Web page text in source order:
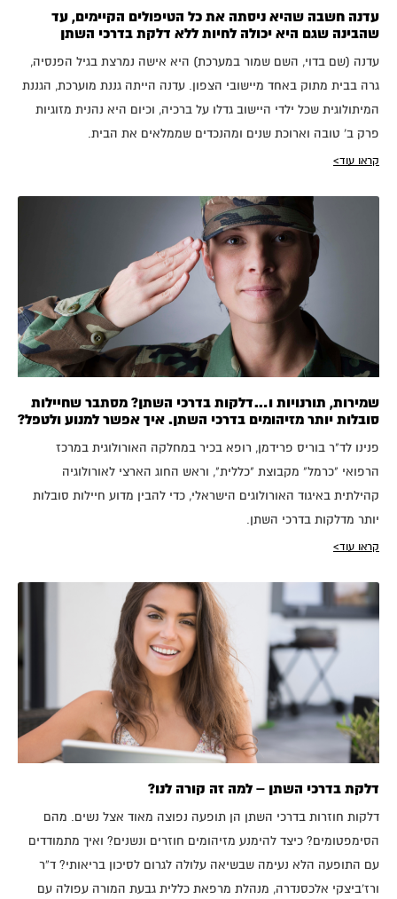
עדנה חשבה שהיא ניסתה את כל הטיפולים הקיימים, עד
שהבינה שגם היא יכולה לחיות ללא דלקת בדרכי השתן
עדנה (שם בדוי, השם שמור במערכת) היא אישה נמרצת בגיל הפנסיה,
גרה בבית מתוק באחד מיישובי הצפון. עדנה הייתה גננת מוערכת, הגננת
המיתולוגית שכל ילדי היישוב גדלו על ברכיה, וכיום היא נהנית מזוגיות
פרק ב' טובה וארוכת שנים ומהנכדים שממלאים את הבית.
קראו עוד>
שמירות, תורנויות ו…דלקות בדרכי השתן? מסתבר שחיילות
סובלות יותר מזיהומים בדרכי השתן. איך אפשר למנוע ולטפל?
פנינו לד"ר בוריס פרידמן, רופא בכיר במחלקה האורולוגית במרכז
הרפואי "כרמל" מקבוצת "כללית", וראש החוג הארצי לאורולוגיה
קהילתית באיגוד האורולוגים הישראלי, כדי להבין מדוע חיילות סובלות
יותר מדלקות בדרכי השתן.
קראו עוד>
דלקת בדרכי השתן – למה זה קורה לנו?
דלקות חוזרות בדרכי השתן הן תופעה נפוצה מאוד אצל נשים. מהם
הסימפטומים? כיצד להימנע מזיהומים חוזרים ונשנים? ואיך מתמודדים
עם התופעה הלא נעימה שבשיאה עלולה לגרום לסיכון בריאותי? ד”ר
ורז'ביצקי אלכסנדרה, מנהלת מרפאת כללית גבעת המורה עפולה עם